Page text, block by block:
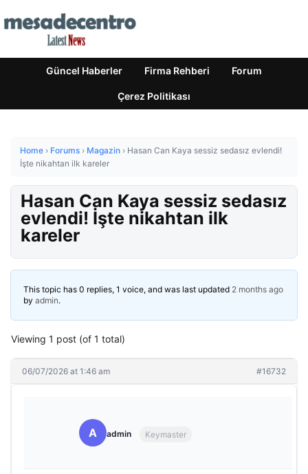
Güncel Haberler Firma Rehberi Forum
Çerez Politikası
Home › Forums › Magazin › Hasan Can Kaya sessiz sedasız evlendi!
İşte nikahtan ilk kareler
Hasan Can Kaya sessiz sedasız
evlendi! İşte nikahtan ilk
kareler
This topic has 0 replies, 1 voice, and was last updated 2 months ago
by admin.
Viewing 1 post (of 1 total)
06/07/2026 at 1:46 am #16732
A admin Keymaster